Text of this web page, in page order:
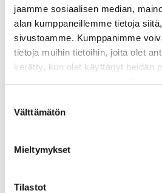
jaamme sosiaalisen median,
alan kumppaneillemme tietoja
sivustoamme. Kumppanimme
tietoja muihin tietoihin, joita olet
kerätty, kun olet käyttänyt heidän
valinta
Välttämätön
Mieltymykset
Tilastot
Sida
Innehållstyp